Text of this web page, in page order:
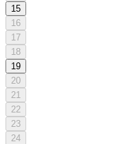
15
16
17
18
19
20
21
22
23
24